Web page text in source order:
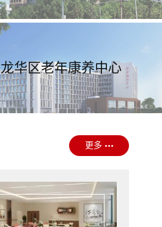
龙华区老年康养中心
更多